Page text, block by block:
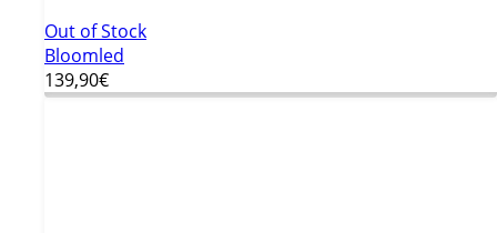
Out of Stock
Bloomled
139,90€